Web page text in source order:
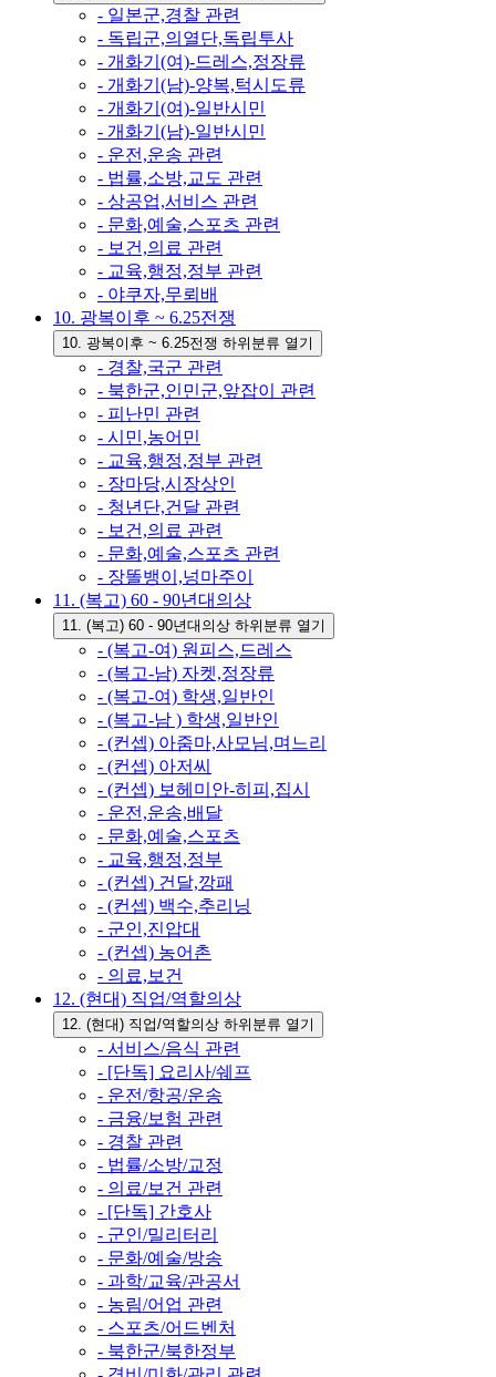
- 일본군,경찰 관련
- 독립군,의열단,독립투사
- 개화기(여)-드레스,정장류
- 개화기(남)-양복,턱시도류
- 개화기(여)-일반시민
- 개화기(남)-일반시민
- 운전,운송 관련
- 법률,소방,교도 관련
- 상공업,서비스 관련
- 문화,예술,스포츠 관련
- 보건,의료 관련
- 교육,행정,정부 관련
- 야쿠자,무뢰배
10. 광복이후 ~ 6.25전쟁
10. 광복이후 ~ 6.25전쟁 하위분류 열기
- 경찰,국군 관련
- 북한군,인민군,앞잡이 관련
- 피난민 관련
- 시민,농어민
- 교육,행정,정부 관련
- 장마당,시장상인
- 청년단,건달 관련
- 보건,의료 관련
- 문화,예술,스포츠 관련
- 장똘뱅이,넝마주이
11. (복고) 60 - 90년대의상
11. (복고) 60 - 90년대의상 하위분류 열기
- (복고-여) 원피스,드레스
- (복고-남) 자켓,정장류
- (복고-여) 학생,일반인
- (복고-남 ) 학생,일반인
- (컨셉) 아줌마,사모님,며느리
- (컨셉) 아저씨
- (컨셉) 보헤미안-히피,집시
- 운전,운송,배달
- 문화,예술,스포츠
- 교육,행정,정부
- (컨셉) 건달,깡패
- (컨셉) 백수,추리닝
- 군인,진압대
- (컨셉) 농어촌
- 의료,보건
12. (현대) 직업/역할의상
12. (현대) 직업/역할의상 하위분류 열기
- 서비스/음식 관련
- [단독] 요리사/쉐프
- 운전/항공/운송
- 금융/보험 관련
- 경찰 관련
- 법률/소방/교정
- 의료/보건 관련
- [단독] 간호사
- 군인/밀리터리
- 문화/예술/방송
- 과학/교육/관공서
- 농림/어업 관련
- 스포츠/어드벤처
- 북한군/북한정부